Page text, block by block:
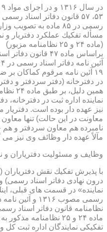
رسمی در ۸۵ ماده به
مسأله تفكیك عملكرد دفتریار و
(ماده ۲۴ و ۲۵ نظامنامه مزبور)
۱۹ آئین نامه مرقوم كماكان
در دفترخانه (دفتر سردفتر و دفتر
همین
نماینده اداره ثبت در دفترخانه،
نیز عهده دار بوده است.
معاونت در این حالت) تنها
نامبرده هم معاون سردفتر و هم
مآلاً عهده دار وظائف وی نیز می
وظایف و مسئولیت دفتریاران و
با پذیرش تفكیك نقش دفتریاران
درون نهادی دفاتر اسناد رسمی)
نماینده» در قسمت های قبلی،
ماده ۲۴ و ۲۵
تفكیكی نمایندگان اداره ثبت كل